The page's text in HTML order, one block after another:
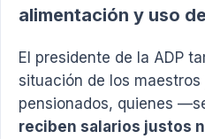
alimentación y uso
El presidente de la ADP
situación de los maestros
pensionados, quienes
reciben salarios justos